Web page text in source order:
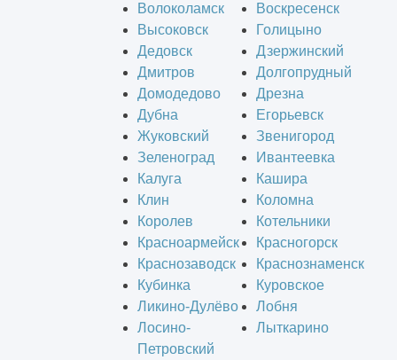
Волоколамск
Воскресенск
Высоковск
Голицыно
Дедовск
Дзержинский
Дмитров
Долгопрудный
Домодедово
Дрезна
Дубна
Егорьевск
Жуковский
Звенигород
Зеленоград
Ивантеевка
Калуга
Кашира
Клин
Коломна
Королев
Котельники
Красноармейск
Красногорск
Краснозаводск
Краснознаменск
Кубинка
Куровское
Ликино-Дулёво
Лобня
Лосино-
Петровский
Лыткарино